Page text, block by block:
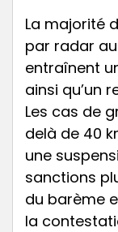
La majorité
par radar
entraînent
ainsi qu’un
Les cas de
delà de 40
une
sanctions
du barème
la